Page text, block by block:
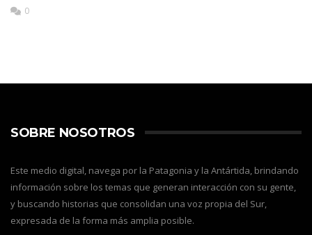
0
SOBRE NOSOTROS
Este medio digital, navega por la Patagonia y la Antártida, brindando
información sobre los temas que generan interacción con su gente,
y buscando historias que consolidan una voz propia del Sur,
expresada de la forma más amplia posible.